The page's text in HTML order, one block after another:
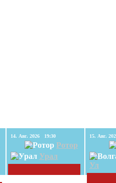
14. Авг. 2026 19:30
Ротор
Урал
Ул